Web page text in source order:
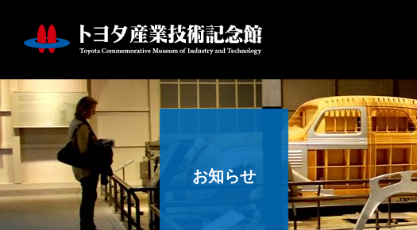
お知らせ